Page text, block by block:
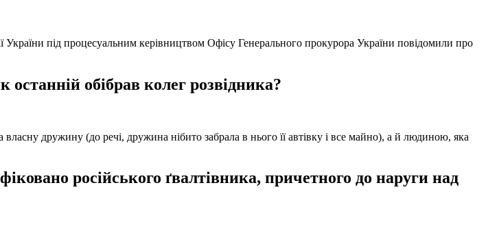
під процесуальним керівництвом Офісу Генерального прокурора України повідомили про
обібрав колег розвідника?
дружину (до речі, дружина нібито забрала в нього її автівку і все майно), а й людиною, яка
російського ґвалтівника, причетного до наруги над